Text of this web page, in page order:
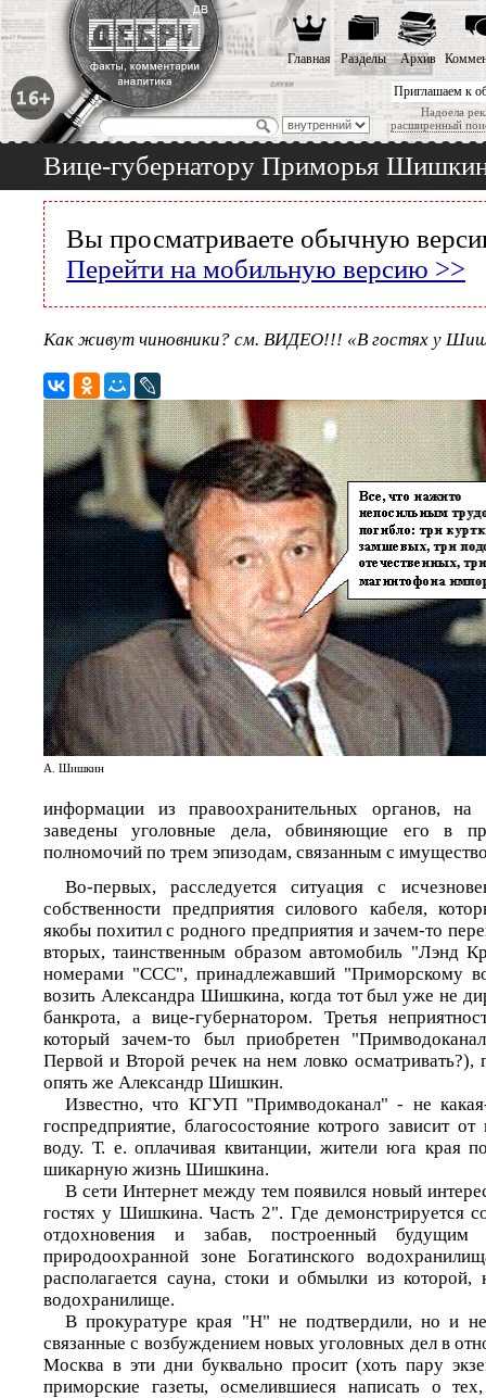
Приглашаем к
Надоела
расширенный
Главная Разделы Архив
Вице-губернатору Приморья
Вы просматриваете обычную
Перейти на мобильную версию >>
Как живут чиновники? см. ВИДЕО!!! «В гостях у
А. Шишкин
информации из правоохранительных органов,
заведены уголовные дела, обвиняющие его в
полномочий по трем эпизодам, связанным с
Во-первых, расследуется ситуация с
собственности предприятия силового кабеля,
якобы похитил с родного предприятия и зачем-то
вторых, таинственным образом автомобиль "Лэнд
номерами "ССС", принадлежавший "Приморскому
возить Александра Шишкина, когда тот был уже не
банкрота, а вице-губернатором. Третья
который зачем-то был приобретен
Первой и Второй речек на нем ловко осматривать?),
опять же Александр Шишкин.
Известно, что КГУП "Примводоканал" - не
госпредприятие, благосостояние котрого зависит
воду. Т. е. оплачивая квитанции, жители юга края
шикарную жизнь Шишкина.
В сети Интернет между тем появился новый
гостях у Шишкина. Часть 2". Где демонстрируется
отдохновения и забав, построенный будущим
природоохранной зоне Богатинского
располагается сауна, стоки и обмылки из которой,
водохранилище.
В прокуратуре края "Н" не подтвердили, но и не
связанные с возбуждением новых уголовных дел в
Москва в эти дни буквально просит (хоть пару
приморские газеты, осмелившиеся написать о